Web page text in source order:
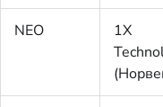
NEO
1X